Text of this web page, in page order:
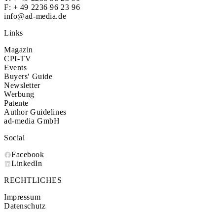
F: + 49 2236 96 23 96
info@ad-media.de
Links
Magazin
CPI-TV
Events
Buyers' Guide
Newsletter
Werbung
Patente
Author Guidelines
ad-media GmbH
Social
Facebook
LinkedIn
RECHTLICHES
Impressum
Datenschutz